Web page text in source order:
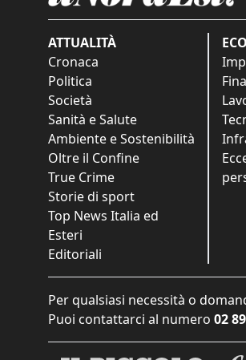
ATTUALITÀ
Cronaca
Politica
Società
Sanità e Salute
Ambiente e Sostenibilità
Oltre il Confine
True Crime
Storie di sport
Top News Italia ed
Esteri
Editoriali
Per qualsiasi necessità o
Puoi contattarci al numero 02